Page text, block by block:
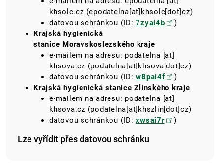
khsolc.cz (epodatelna[at]khsolc[dot]cz)
datovou schránkou (ID:7zyai4b
)
Krajská hygienická
stanice Moravskoslezského kraje
e-mailem na adresu: podatelna [at]
khsova.cz (podatelna[at]khsova[dot]cz)
datovou schránkou (ID:w8pai4f
)
Krajská hygienická staniceZlínského kraje
e-mailem na adresu: podatelna [at]
khsova.cz (podatelna[at]khszlin[dot]cz)
datovou schránkou (ID:xwsai7r )
Lze vyřídit přes datovou schránku